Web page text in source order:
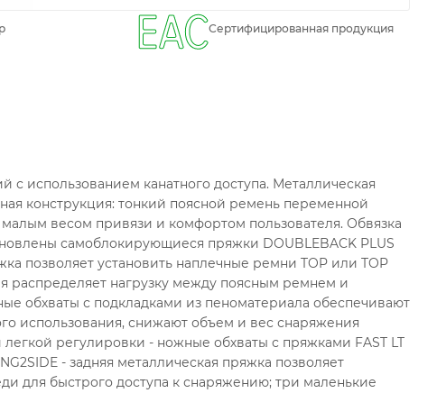
Сертифицированная продукция
использованием канатного доступа. Металлическая
конструкция: тонкий поясной ремень переменной
весом привязи и комфортом пользователя. Обвязка
самоблокирующиеся пряжки DOUBLEBACK PLUS
позволяет установить наплечные ремни TOP или TOP
распределяет нагрузку между поясным ремнем и
обхваты с подкладками из пеноматериала обеспечивают
использования, снижают объем и вес снаряжения
регулировки - ножные обхваты с пряжками FAST LT
- задняя металлическая пряжка позволяет
для быстрого доступа к снаряжению; три маленькие